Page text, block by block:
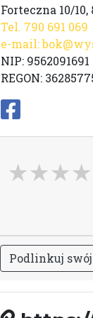
Forteczna 10/10,
Tel. 790 691 069
e-mail:
NIP: 9562091691
REGON:
Podlinkuj swój